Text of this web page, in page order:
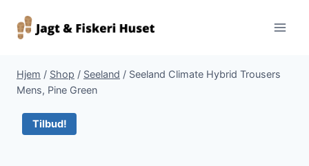
Hjem / Shop / Seeland / Seeland Climate Hybrid Trousers
Mens, Pine Green
Tilbud!